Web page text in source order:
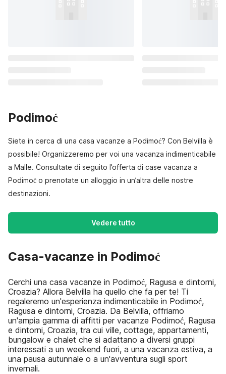
Podimoć
Siete in cerca di una casa vacanze a Podimoć? Con Belvilla è
possibile! Organizzeremo per voi una vacanza indimenticabile
a Malle. Consultate di seguito l’offerta di case vacanza a
Podimoć o prenotate un alloggio in un’altra delle nostre
destinazioni.
Vedere tutto
Casa-vacanze in Podimoć
Cerchi una casa vacanze in Podimoć, Ragusa e dintorni,
Croazia? Allora Belvilla ha quello che fa per te! Ti
regaleremo un'esperienza indimenticabile in Podimoć,
Ragusa e dintorni, Croazia. Da Belvilla, offriamo
un'ampia gamma di affitti per vacanze Podimoć, Ragusa
e dintorni, Croazia, tra cui ville, cottage, appartamenti,
bungalow e chalet che si adattano a diversi gruppi
interessati a un weekend fuori, a una vacanza estiva, a
una pausa autunnale o a un'avventura sugli sport
invernali.